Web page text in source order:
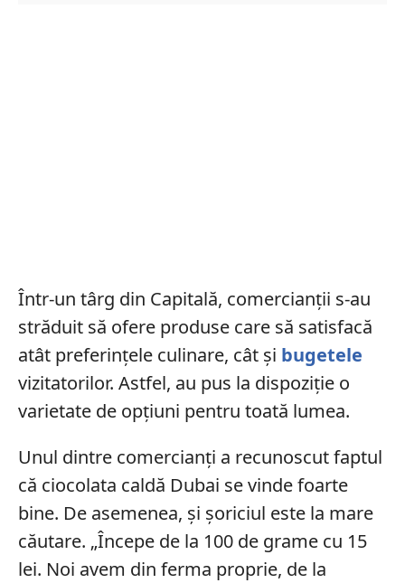
Într-un târg din Capitală, comercianții s-au
străduit să ofere produse care să satisfacă
atât preferințele culinare, cât și bugetele
vizitatorilor. Astfel, au pus la dispoziție o
varietate de opțiuni pentru toată lumea.
Unul dintre comercianți a recunoscut faptul
că ciocolata caldă Dubai se vinde foarte
bine. De asemenea, și șoriciul este la mare
căutare. „Începe de la 100 de grame cu 15
lei. Noi avem din ferma proprie, de la